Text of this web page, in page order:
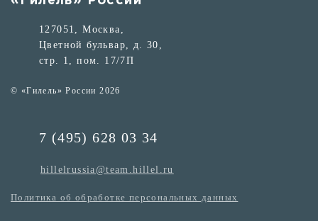
127051, Москва,
Цветной бульвар, д. 30,
стр. 1, пом. 17/7П
© «Гилель» России 2026
7 (495) 628 03 34
hillelrussia@team.hillel.ru
Политика об обработке персональных данных